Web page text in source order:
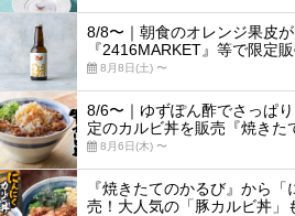
8/8〜｜朝食のオレンジ果皮
『2416MARKET』等で限定
8月8日(土) 〜
8/6〜｜ゆずぽん酢でさっぱ
定のカルビ丼を販売『焼きた
8月6日(木) 〜
『焼きたてのかるび』から
売！大人気の「豚カルビ丼」